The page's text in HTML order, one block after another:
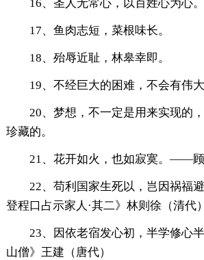
16、圣人无常心，以百姓心为心。
17、鱼肉志短，菜根味长。
18、殆辱近耻，林皋幸即。
19、不经巨大的困难，不会有伟大
20、梦想，不一定是用来实现的
珍藏的。
21、花开如火，也如寂寞。——
22、苟利国家生死以，岂因祸
登程口占示家人·其二》林则徐（清代）
23、因依老宿发心初，半学修心
山僧》王建（唐代）